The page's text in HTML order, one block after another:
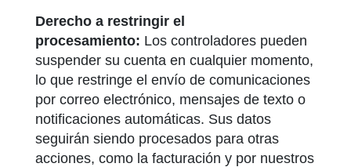
Derecho a restringir el
procesamiento: Los controladores pueden
suspender su cuenta en cualquier momento,
lo que restringe el envío de comunicaciones
por correo electrónico, mensajes de texto o
notificaciones automáticas. Sus datos
seguirán siendo procesados para otras
acciones, como la facturación y por nuestros